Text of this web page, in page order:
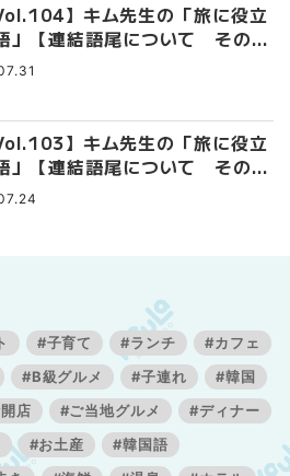
】キム先生の「旅に役立
」【連結語尾について その
】キム先生の「旅に役立
」【連結語尾について その
#子育て #ランチ
#カフェ
#B級グルメ #子連れ
#韓国
店 #ご当地グルメ
#ディナー
#お土産
#韓国語